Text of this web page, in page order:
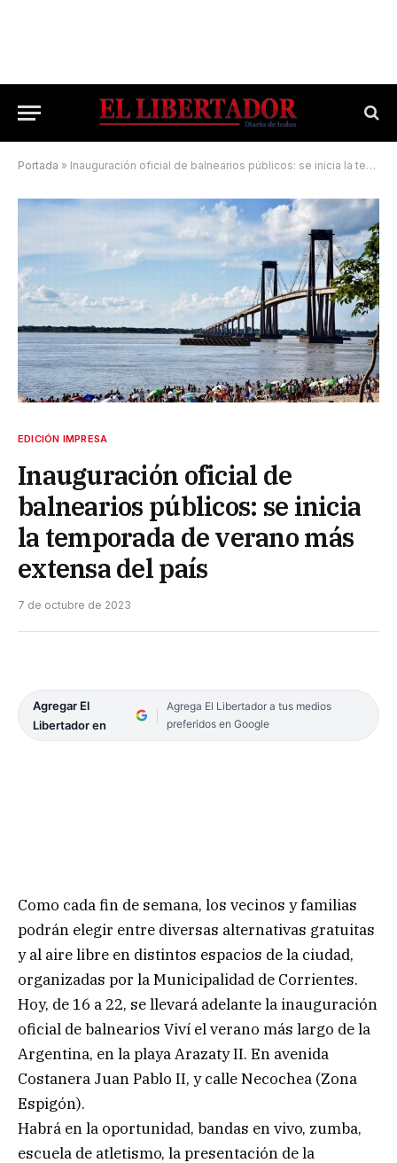
Portada » Inauguración oficial de balnearios públicos: se inicia la temporada de verano más extensa del país
EDICIÓN IMPRESA
Inauguración oficial de
balnearios públicos: se inicia
la temporada de verano más
extensa del país
7 de octubre de 2023
Agregar El
Libertador en
Agrega El Libertador a tus medios
preferidos en Google
Como cada fin de semana, los vecinos y familias
podrán elegir entre diversas alternativas gratuitas
y al aire libre en distintos espacios de la ciudad,
organizadas por la Municipalidad de Corrientes.
Hoy, de 16 a 22, se llevará adelante la inauguración
oficial de balnearios Viví el verano más largo de la
Argentina, en la playa Arazaty II. En avenida
Costanera Juan Pablo II, y calle Necochea (Zona
Espigón).
Habrá en la oportunidad, bandas en vivo, zumba,
escuela de atletismo, la presentación de la